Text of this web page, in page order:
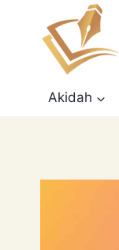
Akidah